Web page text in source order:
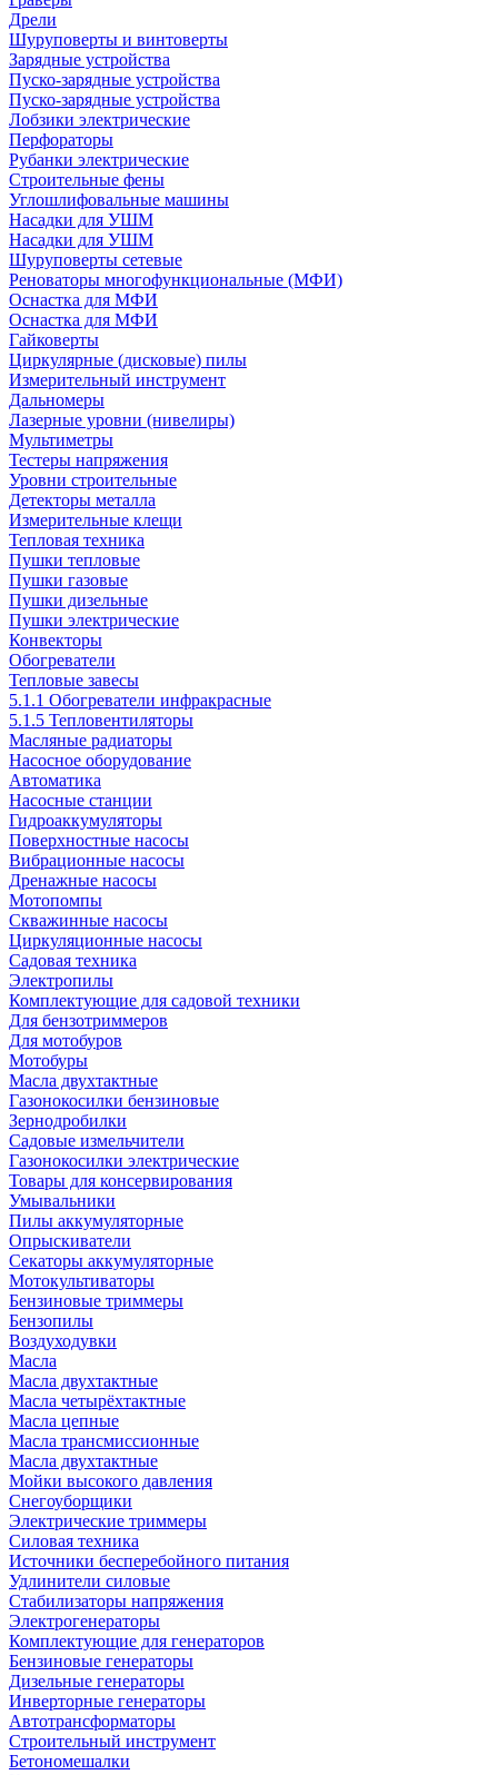
Дрели
Шуруповерты и винтоверты
Зарядные устройства
Пуско-зарядные устройства
Пуско-зарядные устройства
Лобзики электрические
Перфораторы
Рубанки электрические
Строительные фены
Углошлифовальные машины
Насадки для УШМ
Насадки для УШМ
Шуруповерты сетевые
Реноваторы многофункциональные (МФИ)
Оснастка для МФИ
Оснастка для МФИ
Гайковерты
Циркулярные (дисковые) пилы
Измерительный инструмент
Дальномеры
Лазерные уровни (нивелиры)
Мультиметры
Тестеры напряжения
Уровни строительные
Детекторы металла
Измерительные клещи
Тепловая техника
Пушки тепловые
Пушки газовые
Пушки дизельные
Пушки электрические
Конвекторы
Обогреватели
Тепловые завесы
5.1.1 Обогреватели инфракрасные
5.1.5 Тепловентиляторы
Масляные радиаторы
Насосное оборудование
Автоматика
Насосные станции
Гидроаккумуляторы
Поверхностные насосы
Вибрационные насосы
Дренажные насосы
Мотопомпы
Скважинные насосы
Циркуляционные насосы
Садовая техника
Электропилы
Комплектующие для садовой техники
Для бензотриммеров
Для мотобуров
Мотобуры
Масла двухтактные
Газонокосилки бензиновые
Зернодробилки
Садовые измельчители
Газонокосилки электрические
Товары для консервирования
Умывальники
Пилы аккумуляторные
Опрыскиватели
Секаторы аккумуляторные
Мотокультиваторы
Бензиновые триммеры
Бензопилы
Воздуходувки
Масла
Масла двухтактные
Масла четырёхтактные
Масла цепные
Масла трансмиссионные
Масла двухтактные
Мойки высокого давления
Снегоуборщики
Электрические триммеры
Силовая техника
Источники бесперебойного питания
Удлинители силовые
Стабилизаторы напряжения
Электрогенераторы
Комплектующие для генераторов
Бензиновые генераторы
Дизельные генераторы
Инверторные генераторы
Автотрансформаторы
Строительный инструмент
Бетономешалки